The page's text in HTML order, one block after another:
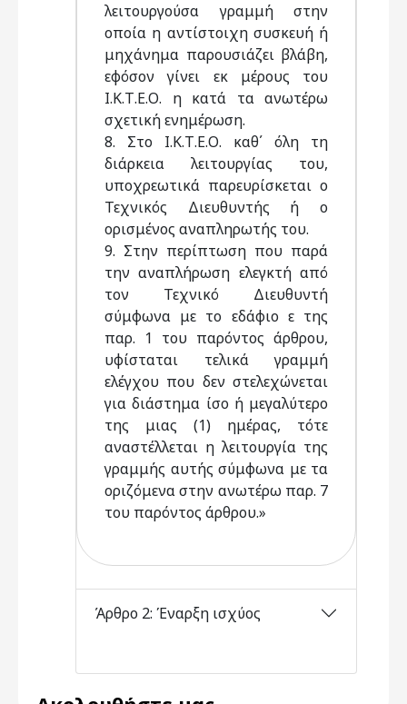
λειτουργούσα γραμμή στην
οποία η αντίστοιχη συσκευή ή
μηχάνημα παρουσιάζει βλάβη,
εφόσον γίνει εκ μέρους του
Ι.Κ.Τ.Ε.Ο. η κατά τα ανωτέρω
σχετική ενημέρωση.
8. Στο Ι.Κ.Τ.Ε.Ο. καθ΄ όλη τη
διάρκεια λειτουργίας του,
υποχρεωτικά παρευρίσκεται ο
Τεχνικός Διευθυντής ή ο
ορισμένος αναπληρωτής του.
9. Στην περίπτωση που παρά
την αναπλήρωση ελεγκτή από
τον Τεχνικό Διευθυντή
σύμφωνα με το εδάφιο ε της
παρ. 1 του παρόντος άρθρου,
υφίσταται τελικά γραμμή
ελέγχου που δεν στελεχώνεται
για διάστημα ίσο ή μεγαλύτερο
της μιας (1) ημέρας, τότε
αναστέλλεται η λειτουργία της
γραμμής αυτής σύμφωνα με τα
οριζόμενα στην ανωτέρω παρ. 7
του παρόντος άρθρου.»
Άρθρο 2: Έναρξη ισχύος